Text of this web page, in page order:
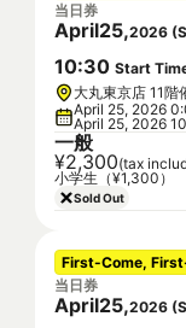
当日券
April25,2026 (
10:30 Start
大丸東京店 11階
April 25, 2026
April 25, 2026
一般
¥2,300(tax
小学生（¥1,300）
Sold Out
First-Come,
当日券
April25,2026 (